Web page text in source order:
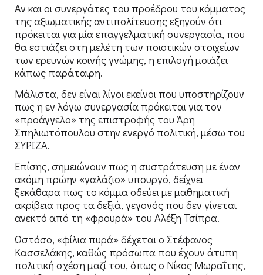
Αν και οι συνεργάτες του προέδρου του κόμματος
της αξιωματικής αντιπολίτευσης εξηγούν ότι
πρόκειται για μία επαγγελματική συνεργασία, που
θα εστιάζει στη μελέτη των ποιοτικών στοιχείων
των ερευνών κοινής γνώμης, η επιλογή μοιάζει
κάπως παράταιρη.
Μάλιστα, δεν είναι λίγοι εκείνοι που υποστηρίζουν
πως η εν λόγω συνεργασία πρόκειται για τον
«προάγγελο» της επιστροφής του Άρη
Σπηλιωτόπουλου στην ενεργό πολιτική, μέσω του
ΣΥΡΙΖΑ.
Επίσης, σημειώνουν πως η συστράτευση με έναν
ακόμη πρώην «γαλάζιο» υπουργό, δείχνει
ξεκάθαρα πως το κόμμα οδεύει με μαθηματική
ακρίβεια προς τα δεξιά, γεγονός που δεν γίνεται
ανεκτό από τη «φρουρά» του Αλέξη Τσίπρα.
Ωστόσο, «φίλια πυρά» δέχεται ο Στέφανος
Κασσελάκης, καθώς πρόσωπα που έχουν άτυπη
πολιτική σχέση μαζί του, όπως ο Νίκος Μωραΐτης,